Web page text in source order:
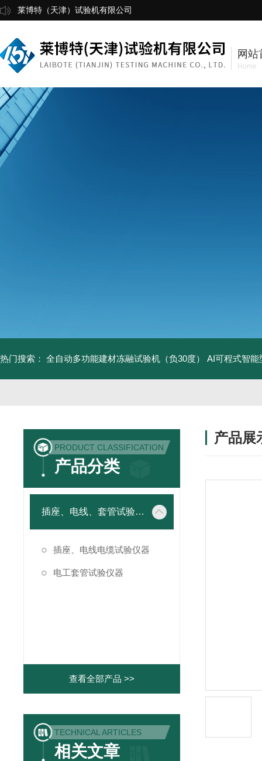
莱博特（天津）试验机有限公司
网站
Home
热门搜索： 全自动多功能建材冻融试验机（负30度） AI可程式智能
PRODUCT CLASSIFICATION
产品分类
插座、电线、套管试验仪器
插座、电线电缆试验仪器
电工套管试验仪器
查看全部产品 >>
TECHNICAL ARTICLES
相关文章
产品展